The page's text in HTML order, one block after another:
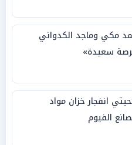
أحمد مكي وماجد الكدواني
سعيدة»
انفجار خزان مواد
الفيوم